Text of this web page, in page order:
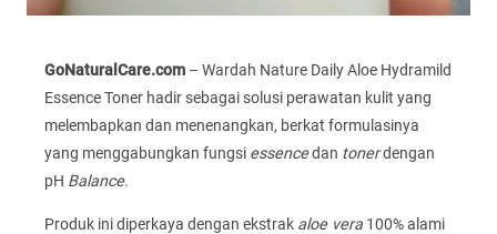
GoNaturalCare.com – Wardah Nature Daily Aloe Hydramild
Essence Toner hadir sebagai solusi perawatan kulit yang
melembapkan dan menenangkan, berkat formulasinya
yang menggabungkan fungsi essencedan tonerdengan
pH Balance.
Produk ini diperkaya dengan ekstrak aloe vera 100% alami